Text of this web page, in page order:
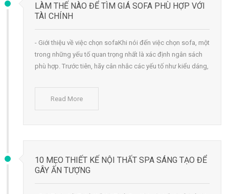
LÀM THẾ NÀO ĐỂ TÌM GIÁ SOFA PHÙ HỢP VỚI
TÀI CHÍNH
- Giới thiệu về việc chọn sofaKhi nói đến việc chọn sofa, một
trong những yếu tố quan trọng nhất là xác định ngân sách
phù hợp. Trước tiên, hãy cân nhắc các yếu tố như kiểu dáng,
Read More
10 MẸO THIẾT KẾ NỘI THẤT SPA SÁNG TẠO ĐỂ
GÂY ẤN TƯỢNG